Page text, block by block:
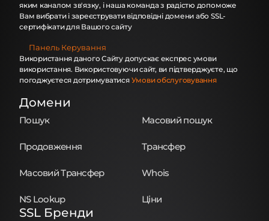
яким каналом зв'язку, і наша команда з радістю допоможе
Вам вибрати і зареєструвати відповідні домени або SSL-
сертифікати для Вашого сайту
Панель Керування
Використання даного Сайту допускає експрес умови
використання. Використовуючи сайт, ви підтверджуєте, що
погоджуєтеся дотримуватися Умови обслуговування
Домени
Пошук Масовий пошук
Продовження Трансфер
Масовий Трансфер Whois
NS Lookup Ціни
SSL Бренди